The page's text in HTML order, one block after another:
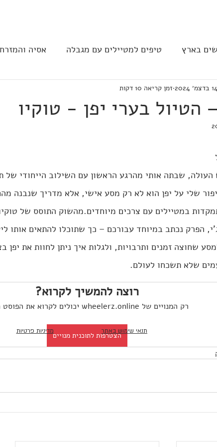
בארץ טיפים למטיילים עם מגבלה אסיה
ארה"ב וצפון אמריקה 2024 זמן קריאה 10 דקות
שבתה אותי מהרגע הראשון עם השילוב הייחודי של
שלי על יפן הוא לא רק מסע אישי, אלא מדריך שנבנה
במטיילים עם צרכים מיוחדים.מהשוק התוסס של
הפרק נכתב במיוחד עבורכם – כך שתוכלו להתאים אותו
שחוצה זמנים ותרבויות, ולגלות איך ניתן לחוות את יפן
שלא תשכחו לעולם.
רוצה להמשיך לקרוא?
רק המנויים של wheelerz.online יכולים לקרוא את הפוסט הזה.
הצטרפות לתוכנית מנוייםמדיניות פרטיות תנאי שימוש באתר